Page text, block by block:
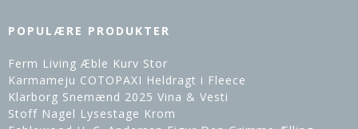
POPULÆRE PRODUKTER
Ferm Living Æble Kurv Stor
Karmameju COTOPAXI Heldragt i Fleece
Klarborg Snemænd 2025 Vina & Vesti
Stoff Nagel Lysestage Krom